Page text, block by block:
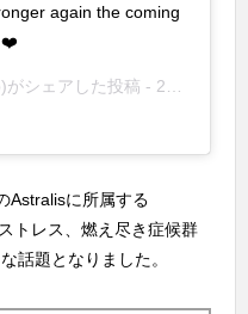
again the coming
❤️
がシェアした投稿 - 2020年 5月月29日午後12時16分PDT
Astralisに所属する
トレス、燃え尽き症候群
話題となりました。